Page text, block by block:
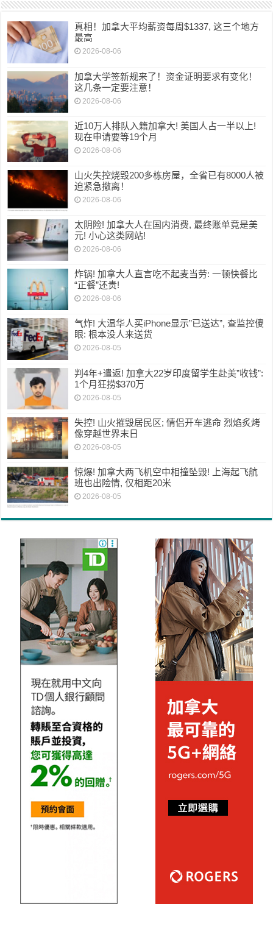
真相！加拿大平均薪资每周$1337, 这三个地方
最高
2026-08-06
加拿大学签新规来了！资金证明要求有变化！
这几条一定要注意！
2026-08-06
近10万人排队入籍加拿大! 美国人占一半以上!
现在申请要等19个月
2026-08-06
山火失控烧毁200多栋房屋，全省已有8000人被
迫紧急撤离！
2026-08-06
太阴险! 加拿大人在国内消费, 最终账单竟是美
元! 小心这类网站!
2026-08-06
炸锅! 加拿大人直言吃不起麦当劳: 一顿快餐比
“正餐”还贵!
2026-08-06
气炸! 大温华人买iPhone显示”已送达”, 查监控傻
眼: 根本没人来送货
2026-08-05
判4年+遣返! 加拿大22岁印度留学生赴美”收钱”:
1个月狂捞$370万
2026-08-05
失控! 山火摧毁居民区; 情侣开车逃命 烈焰炙烤
像穿越世界末日
2026-08-05
惊爆! 加拿大两飞机空中相撞坠毁! 上海起飞航
班也出险情, 仅相距20米
2026-08-05